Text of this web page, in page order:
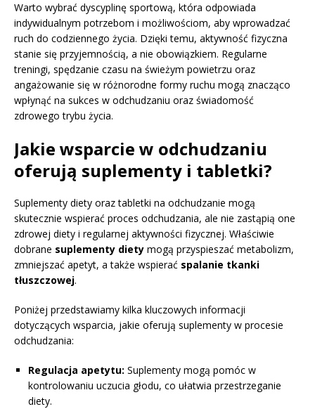
Warto wybrać dyscyplinę sportową, która odpowiada
indywidualnym potrzebom i możliwościom, aby wprowadzać
ruch do codziennego życia. Dzięki temu, aktywność fizyczna
stanie się przyjemnością, a nie obowiązkiem. Regularne
treningi, spędzanie czasu na świeżym powietrzu oraz
angażowanie się w różnorodne formy ruchu mogą znacząco
wpłynąć na sukces w odchudzaniu oraz świadomość
zdrowego trybu życia.
Jakie wsparcie w odchudzaniu
oferują suplementy i tabletki?
Suplementy diety oraz tabletki na odchudzanie mogą
skutecznie wspierać proces odchudzania, ale nie zastąpią one
zdrowej diety i regularnej aktywności fizycznej. Właściwie
dobrane suplementy diety mogą przyspieszać metabolizm,
zmniejszać apetyt, a także wspierać spalanie tkanki
tłuszczowej.
Poniżej przedstawiamy kilka kluczowych informacji
dotyczących wsparcia, jakie oferują suplementy w procesie
odchudzania:
Regulacja apetytu: Suplementy mogą pomóc w
kontrolowaniu uczucia głodu, co ułatwia przestrzeganie
diety.